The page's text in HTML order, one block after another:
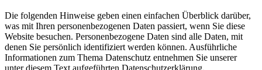
Die folgenden Hinweise geben einen einfachen Überblick darüber,
was mit Ihren personenbezogenen Daten passiert, wenn Sie diese
Website besuchen. Personenbezogene Daten sind alle Daten, mit
denen Sie persönlich identifiziert werden können. Ausführliche
Informationen zum Thema Datenschutz entnehmen Sie unserer